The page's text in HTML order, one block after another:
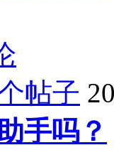
帖子
手吗？